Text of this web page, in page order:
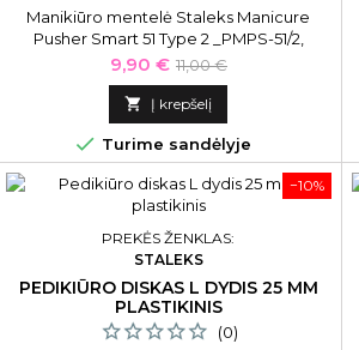
Manikiūro mentelė Staleks Manicure
Pusher Smart 51 Type 2 _PMPS-51/2,
dvipusė
Kaina
9,90 € Bazinė
kaina
11,00 €
 Į krepšelį
 Turime sandėlyje
−10%
PREKĖS ŽENKLAS:
STALEKS
PEDIKIŪRO DISKAS L DYDIS 25 MM
PLASTIKINIS
(0)